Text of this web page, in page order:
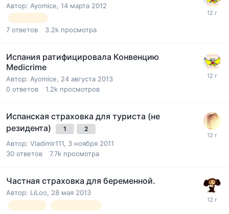
Автор: Ayomice, 14 марта 2012
7 ответов 3.2k просмотра
Испания ратифицировала Конвенцию
Medicrime
Автор: Ayomice, 24 августа 2013
0 ответов 1.2k просмотров
Испанская страховка для туриста (не
резидента)
1 2
Автор: Vladimir111, 3 ноября 2011
30 ответов 7.7k просмотра
Частная страховка для беременной.
Автор: LiLoo, 28 мая 2013